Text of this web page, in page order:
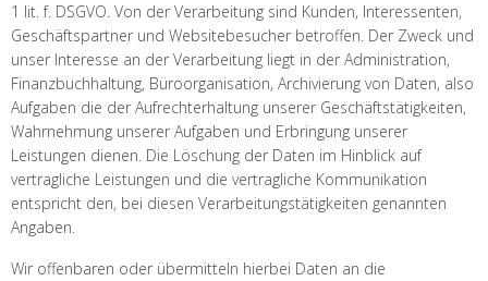
1 lit. f. DSGVO. Von der Verarbeitung sind Kunden, Interessenten,
Geschäftspartner und Websitebesucher betroffen. Der Zweck und
unser Interesse an der Verarbeitung liegt in der Administration,
Finanzbuchhaltung, Büroorganisation, Archivierung von Daten, also
Aufgaben die der Aufrechterhaltung unserer Geschäftstätigkeiten,
Wahrnehmung unserer Aufgaben und Erbringung unserer
Leistungen dienen. Die Löschung der Daten im Hinblick auf
vertragliche Leistungen und die vertragliche Kommunikation
entspricht den, bei diesen Verarbeitungstätigkeiten genannten
Angaben.
Wir offenbaren oder übermitteln hierbei Daten an die